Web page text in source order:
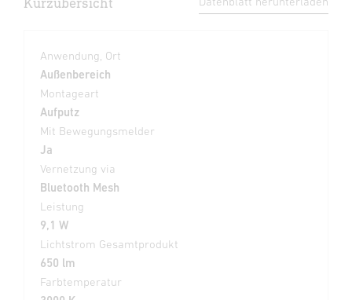
Anwendung, Ort
Außenbereich
Montageart
Aufputz
Mit Bewegungsmelder
Ja
Vernetzung via
Bluetooth Mesh
Leistung
9,1 W
Lichtstrom Gesamtprodukt
650 lm
Farbtemperatur